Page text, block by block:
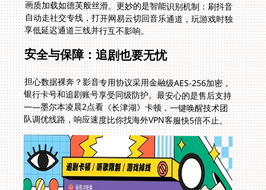
享低延迟通道三线并行互不影响。
安全与保障：追剧也要无忧
担心数据裸奔？影音专用协议采用金融级AES-256加密，
银行卡号和追剧账号享受同级防护。最安心的是售后支持
——墨尔本凌晨2点看《长津湖》卡顿，一键唤醒技术团
队调优线路，响应速度比你找海外VPN客服快5倍不止。